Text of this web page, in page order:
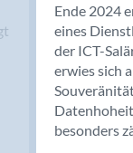
Bendern
Benken (SG)
Bergdietikon
Berlin
Bern
Bern - Liebefeld
Ende 2024
eines
der ICT-
erwies sich
besonders